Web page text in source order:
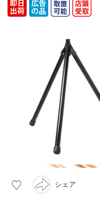
シェア